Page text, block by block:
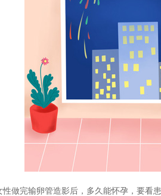
完输卵管造影后，多久能怀孕，要看患